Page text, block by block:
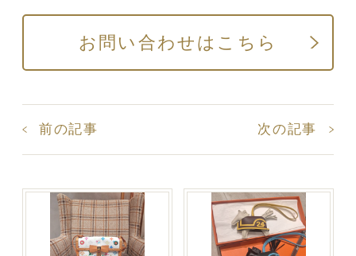
お問い合わせはこちら
前の記事 次の記事